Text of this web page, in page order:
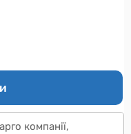
компанії,